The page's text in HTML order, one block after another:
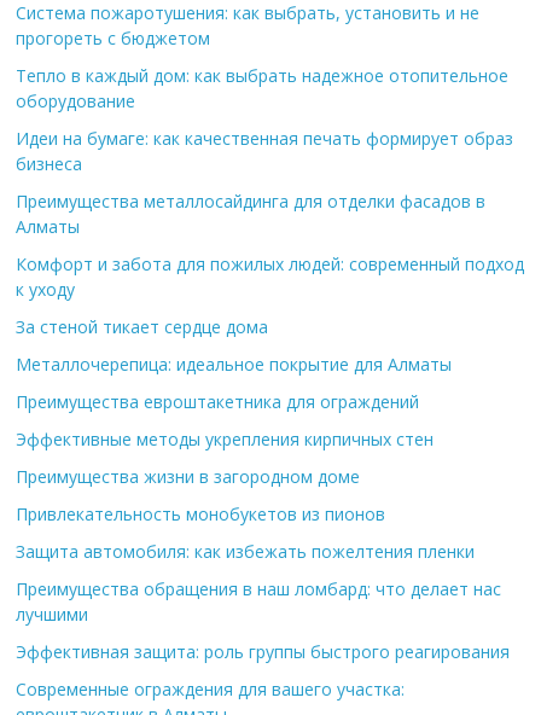
Система пожаротушения: как выбрать, установить и не
прогореть с бюджетом
Тепло в каждый дом: как выбрать надежное отопительное
оборудование
Идеи на бумаге: как качественная печать формирует образ
бизнеса
Преимущества металлосайдинга для отделки фасадов в
Алматы
Комфорт и забота для пожилых людей: современный подход
к уходу
За стеной тикает сердце дома
Металлочерепица: идеальное покрытие для Алматы
Преимущества евроштакетника для ограждений
Эффективные методы укрепления кирпичных стен
Преимущества жизни в загородном доме
Привлекательность монобукетов из пионов
Защита автомобиля: как избежать пожелтения пленки
Преимущества обращения в наш ломбард: что делает нас
лучшими
Эффективная защита: роль группы быстрого реагирования
Современные ограждения для вашего участка: